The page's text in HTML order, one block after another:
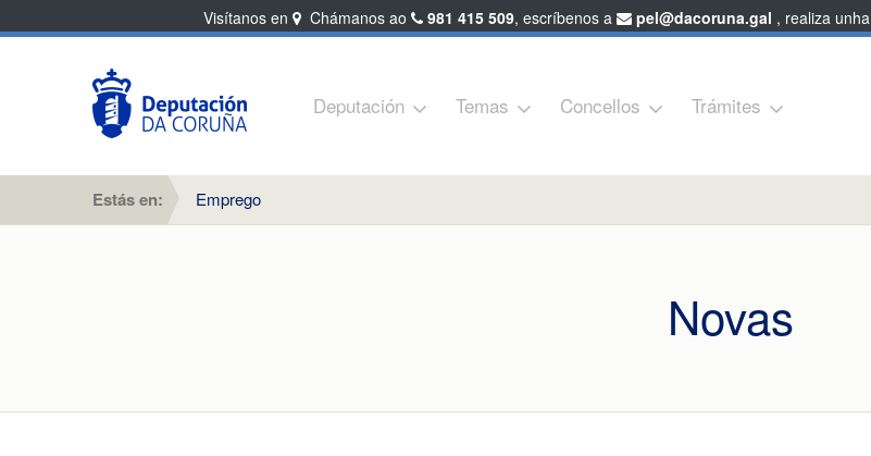
Deputación Temas Concellos Trámites
Estás en: Emprego
Novas
Visítanos en Chámanos ao 981 415 509, escríbenos a pel@dacoruna.gal , realiza unha